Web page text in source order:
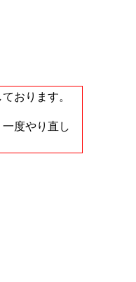
おります。
度やり直し